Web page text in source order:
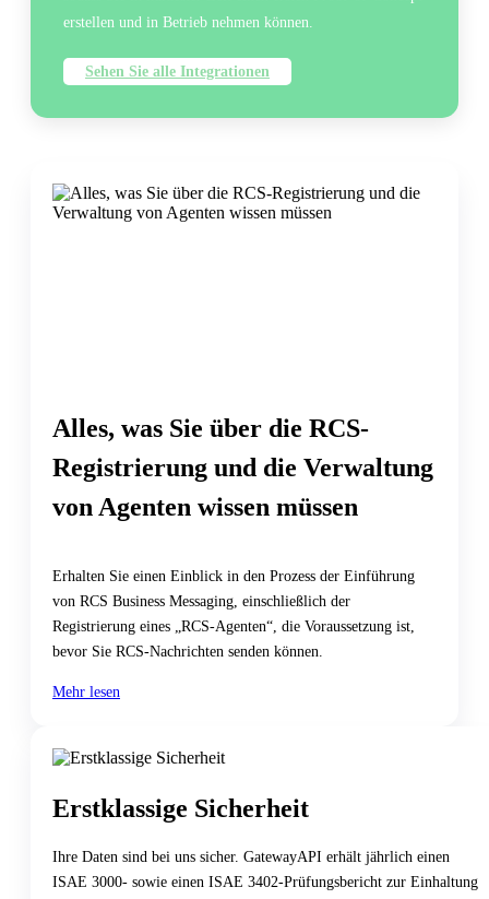
erstellen und in Betrieb nehmen können.
Sehen Sie alle Integrationen
Alles, was Sie über die RCS-
Registrierung und die Verwaltung
von Agenten wissen müssen
Erhalten Sie einen Einblick in den Prozess der Einführung
von RCS Business Messaging, einschließlich der
Registrierung eines „RCS-Agenten“, die Voraussetzung ist,
bevor Sie RCS-Nachrichten senden können.
Mehr lesen
Erstklassige Sicherheit
Ihre Daten sind bei uns sicher. GatewayAPI erhält jährlich einen
ISAE 3000- sowie einen ISAE 3402-Prüfungsbericht zur Einhaltung